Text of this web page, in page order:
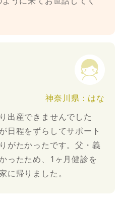
神奈川県：はな
出産できませんでした
日程をずらしてサポート
がたかったです。父・義
ったため、1ヶ月健診を
に帰りました。